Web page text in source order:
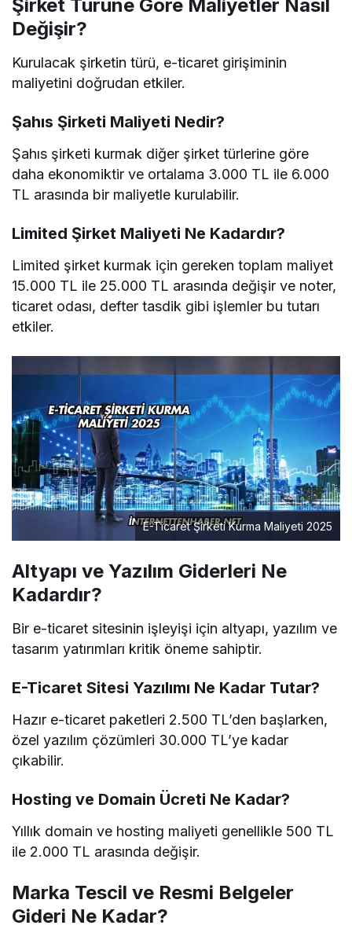
Şirket Türüne Göre Maliyetler Nasıl
Değişir?
Kurulacak şirketin türü, e-ticaret girişiminin
maliyetini doğrudan etkiler.
Şahıs Şirketi Maliyeti Nedir?
Şahıs şirketi kurmak diğer şirket türlerine göre
daha ekonomiktir ve ortalama 3.000 TL ile 6.000
TL arasında bir maliyetle kurulabilir.
Limited Şirket Maliyeti Ne Kadardır?
Limited şirket kurmak için gereken toplam maliyet
15.000 TL ile 25.000 TL arasında değişir ve noter,
ticaret odası, defter tasdik gibi işlemler bu tutarı
etkiler.
E-Ticaret Şirketi Kurma Maliyeti 2025
Altyapı ve Yazılım Giderleri Ne
Kadardır?
Bir e-ticaret sitesinin işleyişi için altyapı, yazılım ve
tasarım yatırımları kritik öneme sahiptir.
E-Ticaret Sitesi Yazılımı Ne Kadar Tutar?
Hazır e-ticaret paketleri 2.500 TL’den başlarken,
özel yazılım çözümleri 30.000 TL’ye kadar
çıkabilir.
Hosting ve Domain Ücreti Ne Kadar?
Yıllık domain ve hosting maliyeti genellikle 500 TL
ile 2.000 TL arasında değişir.
Marka Tescil ve Resmi Belgeler
Gideri Ne Kadar?